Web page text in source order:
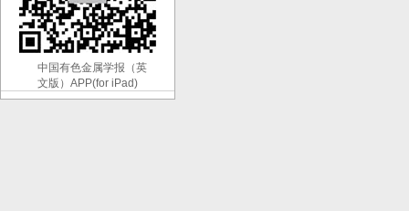
中国有色金属学报（英
文版）APP(for iPad)